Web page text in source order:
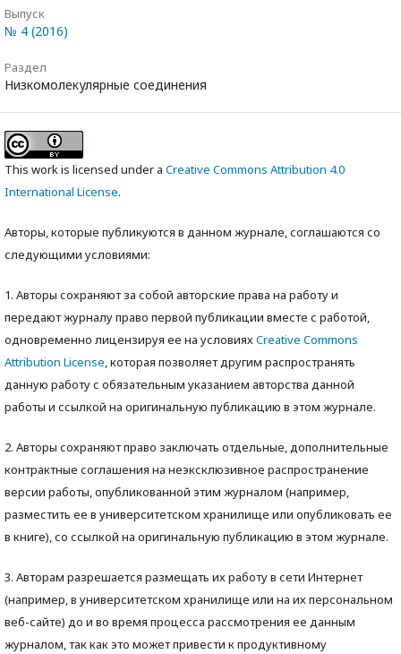
Выпуск
№ 4 (2016)
Раздел
Низкомолекулярные соединения
This work is licensed under a Creative Commons Attribution 4.0
International License.
Авторы, которые публикуются в данном журнале, соглашаются со
следующими условиями:
1. Авторы сохраняют за собой авторские права на работу и
передают журналу право первой публикации вместе с работой,
одновременно лицензируя ее на условияхCreative Commons
Attribution License, которая позволяет другим распространять
данную работу с обязательным указанием авторства данной
работы и ссылкой на оригинальную публикацию в этом журнале.
2. Авторы сохраняют право заключать отдельные, дополнительные
контрактные соглашения на неэксклюзивное распространение
версии работы, опубликованной этим журналом (например,
разместить ее в университетском хранилище или опубликовать ее
в книге), со ссылкой на оригинальную публикацию в этом журнале.
3. Авторам разрешается размещать их работу в сети Интернет
(например, в университетском хранилище или на их персональном
веб-сайте) до и во время процесса рассмотрения ее данным
журналом, так как это может привести к продуктивному